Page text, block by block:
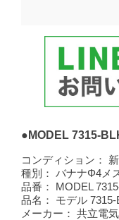
●MODEL 7315-
コンディション：
種別：
バナナΦ4メ
品番：
MODEL
品名：
モデル 7315-
メーカー：
共立電